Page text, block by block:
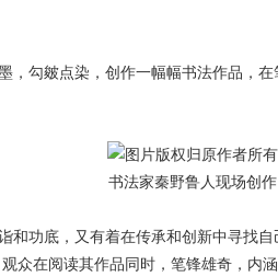
勾皴点染，创作一幅幅书法作品，在
书法家秦野鲁人现场创作
功底，又有着在传承和创新中寻找自
众在阅读其作品同时，笔锋雄奇，内